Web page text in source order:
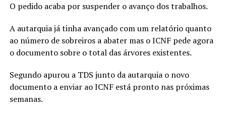
O pedido acaba por suspender o avanço dos trabalhos.
A autarquia já tinha avançado com um relatório quanto
ao número de sobreiros a abater mas o ICNF pede agora
o documento sobre o total das árvores existentes.
Segundo apurou a TDS junto da autarquia o novo
documento a enviar ao ICNF está pronto nas próximas
semanas.